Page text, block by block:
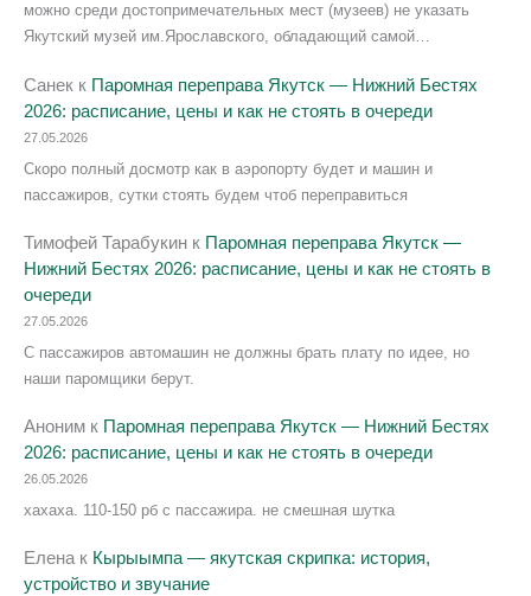
можно среди достопримечательных мест (музеев) не указать
Якутский музей им.Ярославского, обладающий самой…
Санек к Паромная переправа Якутск — Нижний Бестях
2026: расписание, цены и как не стоять в очереди
27.05.2026
Скоро полный досмотр как в аэропорту будет и машин и
пассажиров, сутки стоять будем чтоб переправиться
Тимофей Тарабукин к Паромная переправа Якутск —
Нижний Бестях 2026: расписание, цены и как не стоять в
очереди
27.05.2026
С пассажиров автомашин не должны брать плату по идее, но
наши паромщики берут.
Аноним к Паромная переправа Якутск — Нижний Бестях
2026: расписание, цены и как не стоять в очереди
26.05.2026
хахаха. 110-150 рб с пассажира. не смешная шутка
Елена к Кырыымпа — якутская скрипка: история,
устройство и звучание